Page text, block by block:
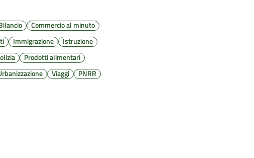
Commercio al minuto
Immigrazione
Istruzione
Prodotti alimentari
Viaggi
PNRR